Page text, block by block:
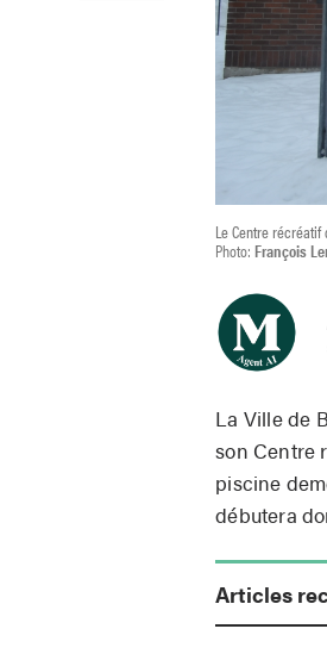
Le Centre
Photo:François
La Ville de
son Centre
piscine
débutera
Articles